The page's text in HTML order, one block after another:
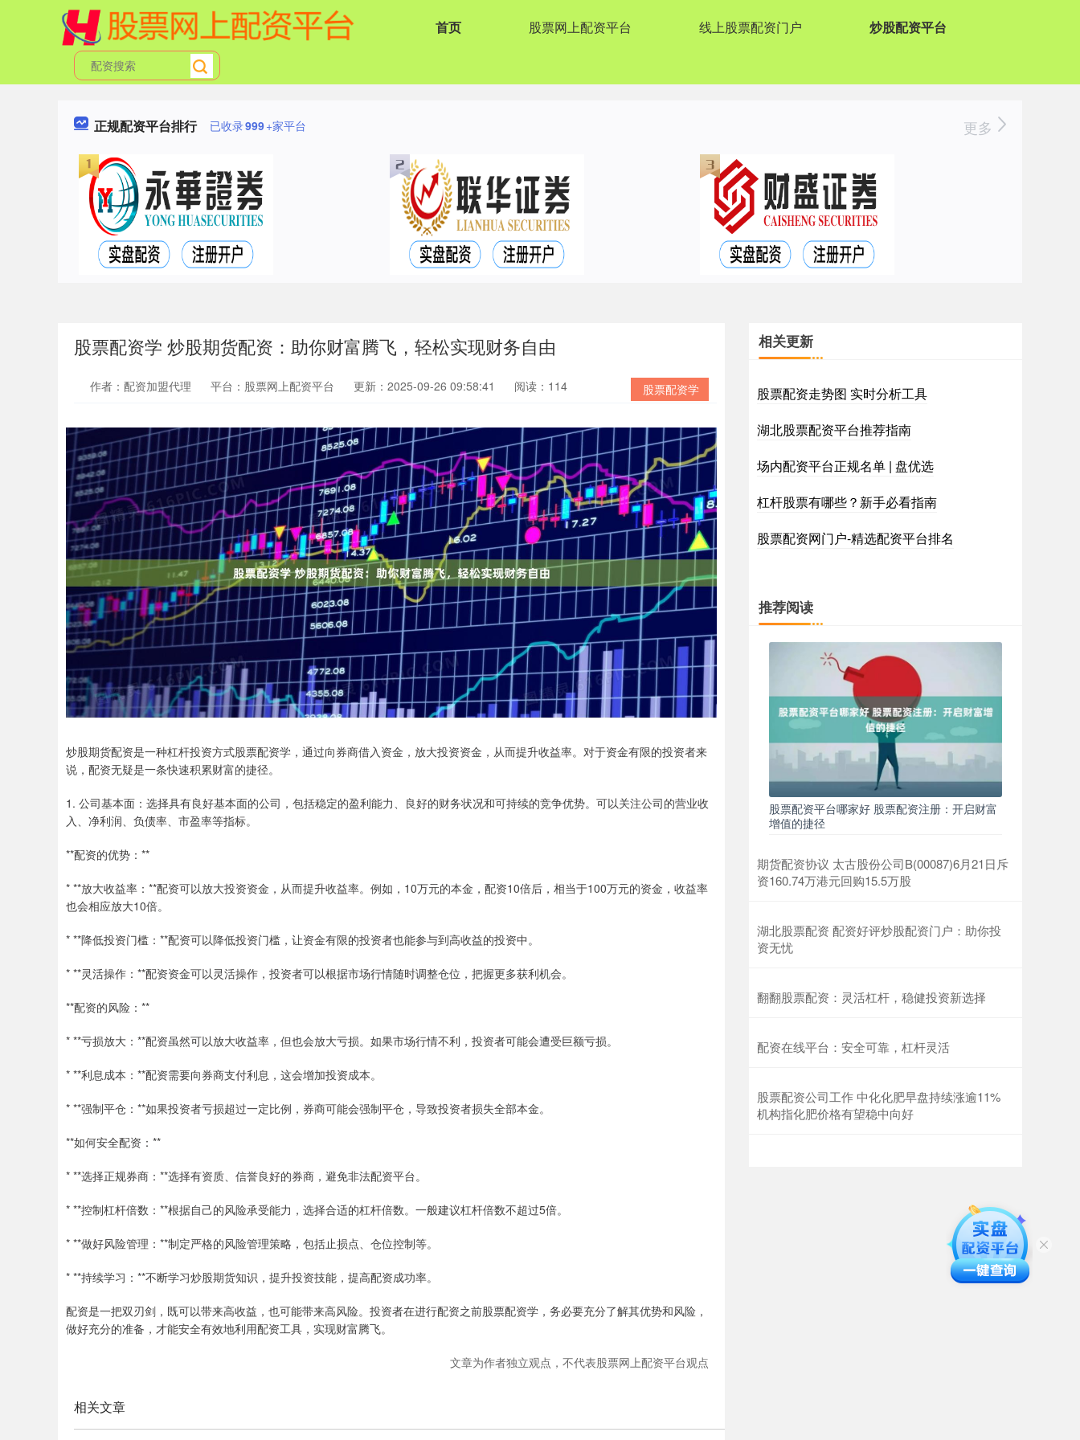
首页 股票网上配资平台 线上股票配资门户 炒股配资平台
正规配资平台排行 已收录999+家平台 更多
股票配资学 炒股期货配资：助你财富腾飞，轻松实现财务自由
股票配资学
作者：配资加盟代理 平台：股票网上配资平台 更新：2025-09-26 09:58:41 阅读：114
炒股期货配资是一种杠杆投资方式股票配资学，通过向券商借入资金，放大投资资金，从而提升收益率。对于资金有限的投资者来
说，配资无疑是一条快速积累财富的捷径。
1. 公司基本面：选择具有良好基本面的公司，包括稳定的盈利能力、良好的财务状况和可持续的竞争优势。可以关注公司的营业收
入、净利润、负债率、市盈率等指标。
**配资的优势：**
* **放大收益率：**配资可以放大投资资金，从而提升收益率。例如，10万元的本金，配资10倍后，相当于100万元的资金，收益率
也会相应放大10倍。
* **降低投资门槛：**配资可以降低投资门槛，让资金有限的投资者也能参与到高收益的投资中。
* **灵活操作：**配资资金可以灵活操作，投资者可以根据市场行情随时调整仓位，把握更多获利机会。
**配资的风险：**
* **亏损放大：**配资虽然可以放大收益率，但也会放大亏损。如果市场行情不利，投资者可能会遭受巨额亏损。
* **利息成本：**配资需要向券商支付利息，这会增加投资成本。
* **强制平仓：**如果投资者亏损超过一定比例，券商可能会强制平仓，导致投资者损失全部本金。
**如何安全配资：**
* **选择正规券商：**选择有资质、信誉良好的券商，避免非法配资平台。
* **控制杠杆倍数：**根据自己的风险承受能力，选择合适的杠杆倍数。一般建议杠杆倍数不超过5倍。
* **做好风险管理：**制定严格的风险管理策略，包括止损点、仓位控制等。
* **持续学习：**不断学习炒股期货知识，提升投资技能，提高配资成功率。
配资是一把双刃剑，既可以带来高收益，也可能带来高风险。投资者在进行配资之前股票配资学，务必要充分了解其优势和风险，
做好充分的准备，才能安全有效地利用配资工具，实现财富腾飞。
文章为作者独立观点，不代表股票网上配资平台观点
相关文章
相关更新
股票配资走势图 实时分析工具
湖北股票配资平台推荐指南
场内配资平台正规名单 | 盘优选
杠杆股票有哪些？新手必看指南
股票配资网门户-精选配资平台排名
推荐阅读
股票配资平台哪家好 股票配资注册：开启财富
增值的捷径
期货配资协议 太古股份公司B(00087)6月21日斥
资160.74万港元回购15.5万股
湖北股票配资 配资好评炒股配资门户：助你投
资无忧
翻翻股票配资：灵活杠杆，稳健投资新选择
配资在线平台：安全可靠，杠杆灵活
股票配资公司工作 中化化肥早盘持续涨逾11%
机构指化肥价格有望稳中向好